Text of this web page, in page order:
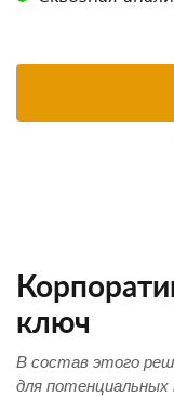
ключ
В состав этого
для потенциальных